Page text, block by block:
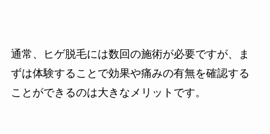
通常、ヒゲ脱毛には数回の施術が必要ですが、ま
ずは体験することで効果や痛みの有無を確認する
ことができるのは大きなメリットです。